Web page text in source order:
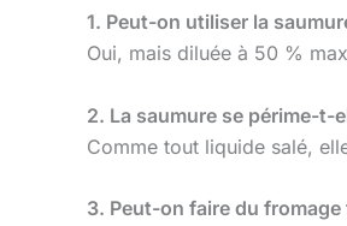
1. Peut-on utiliser la
Oui, mais diluée à 50 %
2. La saumure se périme-t-
Comme tout liquide salé,
3. Peut-on faire du fromage